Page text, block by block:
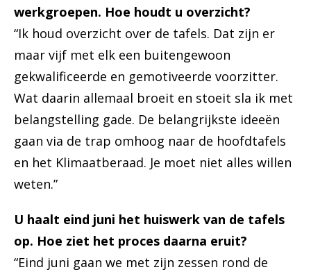
werkgroepen. Hoe houdt u overzicht?
“Ik houd overzicht over de tafels. Dat zijn er
maar vijf met elk een buitengewoon
gekwalificeerde en gemotiveerde voorzitter.
Wat daarin allemaal broeit en stoeit sla ik met
belangstelling gade. De belangrijkste ideeën
gaan via de trap omhoog naar de hoofdtafels
en het Klimaatberaad. Je moet niet alles willen
weten.”
U haalt eind juni het huiswerk van de tafels
op. Hoe ziet het proces daarna eruit?
“Eind juni gaan we met zijn zessen rond de